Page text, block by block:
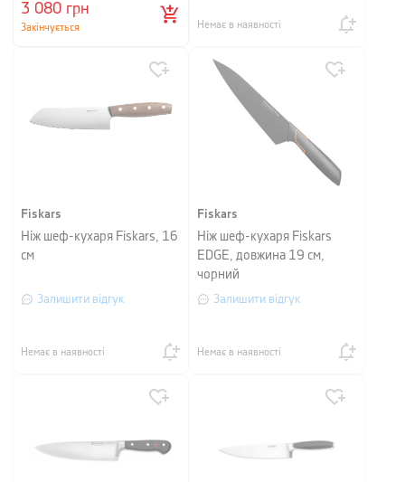
3 080 грн
Закінчується Немає в наявності
Fiskars
Ніж шеф-кухаря Fiskars, 16
см
Залишити відгук
Немає в наявності
Fiskars
Ніж шеф-кухаря Fiskars
EDGE, довжина 19 см,
чорний
Залишити відгук
Немає в наявності